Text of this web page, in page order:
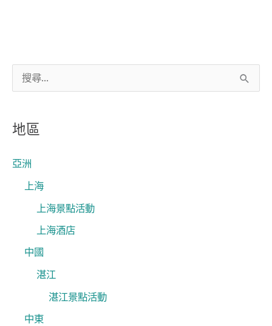
關
字
地區
亞洲
上海
上海景點活動
上海酒店
中國
湛江
湛江景點活動
中東